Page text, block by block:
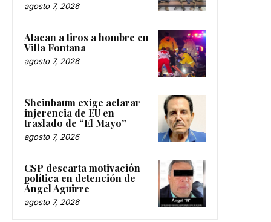
agosto 7, 2026
Atacan a tiros a hombre en
Villa Fontana
agosto 7, 2026
Sheinbaum exige aclarar
injerencia de EU en
traslado de “El Mayo”
agosto 7, 2026
CSP descarta motivación
política en detención de
Ángel Aguirre
agosto 7, 2026